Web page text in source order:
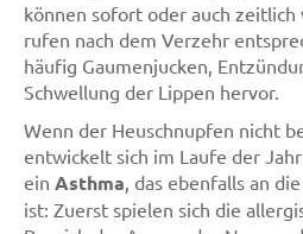
können sofort oder auch
rufen nach dem Verzehr
häufig Gaumenjucken,
Schwellung der Lippen hervor.
Wenn der Heuschnupfen nicht
entwickelt sich im Laufe der
ein Asthma, das ebenfalls an
ist: Zuerst spielen sich die